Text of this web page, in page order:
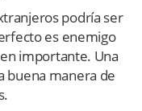
podría ser
es enemigo
importante. Una
buena manera de